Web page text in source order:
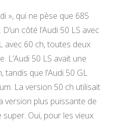
», qui ne pèse que 685
côté l’Audi 50 LS avec
avec 60 ch, toutes deux
L’Audi 50 LS avait une
tandis que l’Audi 50 GL
La version 50 ch utilisait
version plus puissante de
super. Oui, pour les vieux